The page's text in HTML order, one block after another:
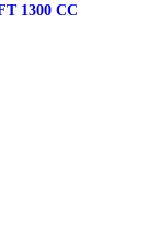
1300 CC